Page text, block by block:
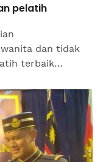
pelatih
dan tidak
terbaik